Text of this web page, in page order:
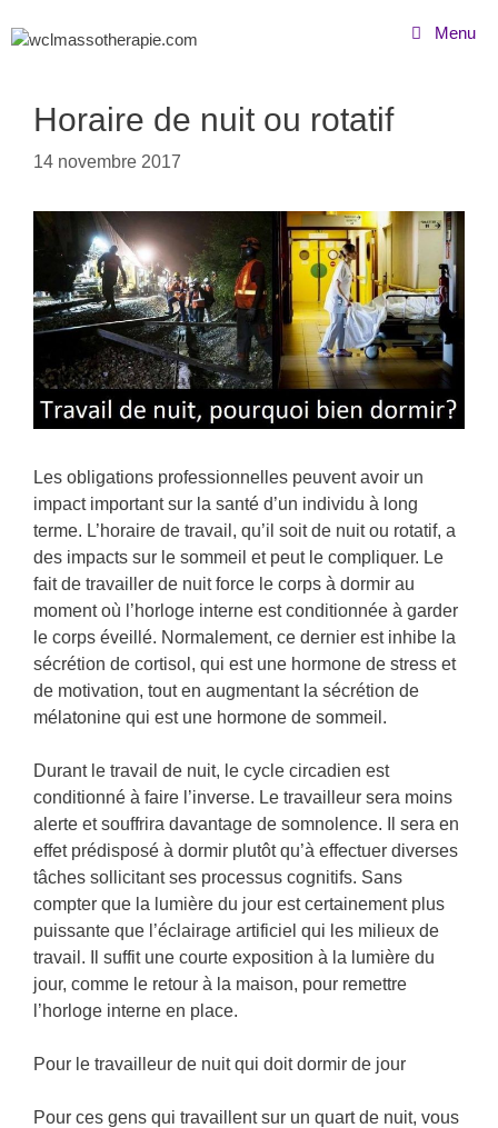
Menu
Horaire de nuit ou rotatif
14 novembre 2017
Les obligations professionnelles peuvent avoir un
impact important sur la santé d’un individu à long
terme. L’horaire de travail, qu’il soit de nuit ou rotatif, a
des impacts sur le sommeil et peut le compliquer. Le
fait de travailler de nuit force le corps à dormir au
moment où l’horloge interne est conditionnée à garder
le corps éveillé. Normalement, ce dernier est inhibe la
sécrétion de cortisol, qui est une hormone de stress et
de motivation, tout en augmentant la sécrétion de
mélatonine qui est une hormone de sommeil.
Durant le travail de nuit, le cycle circadien est
conditionné à faire l’inverse. Le travailleur sera moins
alerte et souffrira davantage de somnolence. Il sera en
effet prédisposé à dormir plutôt qu’à effectuer diverses
tâches sollicitant ses processus cognitifs. Sans
compter que la lumière du jour est certainement plus
puissante que l’éclairage artificiel qui les milieux de
travail. Il suffit une courte exposition à la lumière du
jour, comme le retour à la maison, pour remettre
l’horloge interne en place.
Pour le travailleur de nuit qui doit dormir de jour
Pour ces gens qui travaillent sur un quart de nuit, vous